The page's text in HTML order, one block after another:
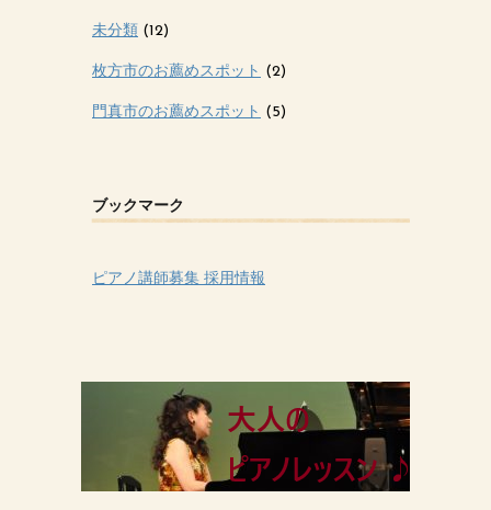
未分類 (12)
枚方市のお薦めスポット (2)
門真市のお薦めスポット (5)
ブックマーク
ピアノ講師募集 採用情報